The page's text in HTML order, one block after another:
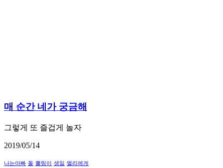
매 순간 네가 궁금해
그렇게 또 즐겁게 놀자
2019/05/14
나는아빠 돌 뽈링이 생일 엘리에게